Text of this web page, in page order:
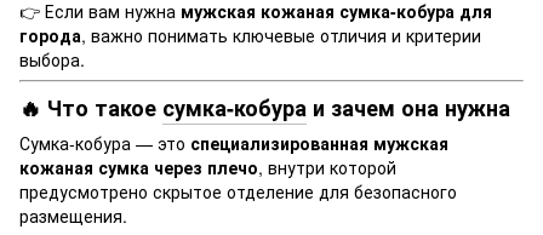
👉 Если вам нужна мужская кожаная сумка-кобура для
города, важно понимать ключевые отличия и критерии
выбора.
🔥 Что такое сумка-кобура и зачем она нужна
Сумка-кобура — это специализированная мужская
кожаная сумка через плечо, внутри которой
предусмотрено скрытое отделение для безопасного
размещения.